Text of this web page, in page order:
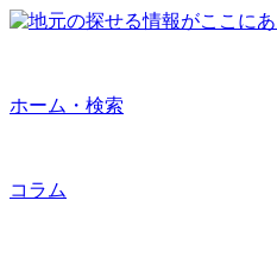
ホーム・検索
コラム